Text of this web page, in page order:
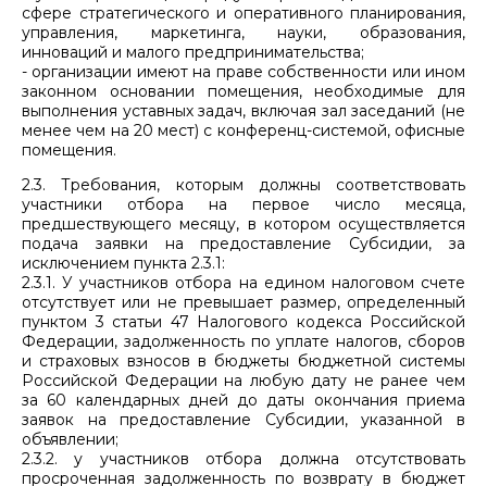
сфере стратегического и оперативного планирования,
управления, маркетинга, науки, образования,
инноваций и малого предпринимательства;
- организации имеют на праве собственности или ином
законном основании помещения, необходимые для
выполнения уставных задач, включая зал заседаний (не
менее чем на 20 мест) с конференц-системой, офисные
помещения.
2.3. Требования, которым должны соответствовать
участники отбора на первое число месяца,
предшествующего месяцу, в котором осуществляется
подача заявки на предоставление Субсидии, за
исключением пункта 2.3.1:
2.3.1. У участников отбора на едином налоговом счете
отсутствует или не превышает размер, определенный
пунктом 3 статьи 47 Налогового кодекса Российской
Федерации, задолженность по уплате налогов, сборов
и страховых взносов в бюджеты бюджетной системы
Российской Федерации на любую дату не ранее чем
за 60 календарных дней до даты окончания приема
заявок на предоставление Субсидии, указанной в
объявлении;
2.3.2. у участников отбора должна отсутствовать
просроченная задолженность по возврату в бюджет